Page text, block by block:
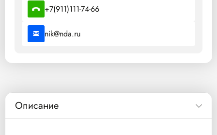
+7(911)111-74-66
nik@nda.ru
Описание